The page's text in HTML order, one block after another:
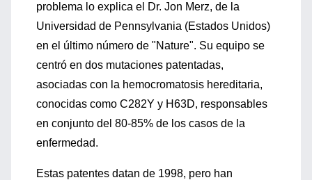
problema lo explica el Dr. Jon Merz, de la
Universidad de Pennsylvania (Estados Unidos)
en el último número de "Nature". Su equipo se
centró en dos mutaciones patentadas,
asociadas con la hemocromatosis hereditaria,
conocidas como C282Y y H63D, responsables
en conjunto del 80-85% de los casos de la
enfermedad.
Estas patentes datan de 1998, pero han